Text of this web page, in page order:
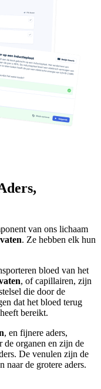
van ons lichaam
. Ze hebben elk hun
bloed van het
, of capillairen, zijn
die door de
dat het bloed terug
bereikt.
, en fijnere aders,
de organen en zijn de
De venulen zijn de
naar de grotere aders.